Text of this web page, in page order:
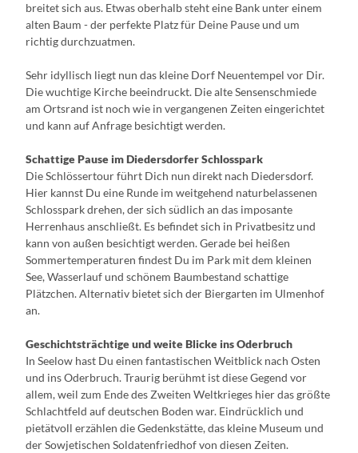
breitet sich aus. Etwas oberhalb steht eine Bank unter einem
alten Baum - der perfekte Platz für Deine Pause und um
richtig durchzuatmen.
Sehr idyllisch liegt nun das kleine Dorf Neuentempel vor Dir.
Die wuchtige Kirche beeindruckt. Die alte Sensenschmiede
am Ortsrand ist noch wie in vergangenen Zeiten eingerichtet
und kann auf Anfrage besichtigt werden.
Schattige Pause im Diedersdorfer Schlosspark
Die Schlössertour führt Dich nun direkt nach Diedersdorf.
Hier kannst Du eine Runde im weitgehend naturbelassenen
Schlosspark drehen, der sich südlich an das imposante
Herrenhaus anschließt. Es befindet sich in Privatbesitz und
kann von außen besichtigt werden. Gerade bei heißen
Sommertemperaturen findest Du im Park mit dem kleinen
See, Wasserlauf und schönem Baumbestand schattige
Plätzchen. Alternativ bietet sich der Biergarten im Ulmenhof
an.
Geschichtsträchtige und weite Blicke ins Oderbruch
In Seelow hast Du einen fantastischen Weitblick nach Osten
und ins Oderbruch. Traurig berühmt ist diese Gegend vor
allem, weil zum Ende des Zweiten Weltkrieges hier das größte
Schlachtfeld auf deutschen Boden war. Eindrücklich und
pietätvoll erzählen die Gedenkstätte, das kleine Museum und
der Sowjetischen Soldatenfriedhof von diesen Zeiten.